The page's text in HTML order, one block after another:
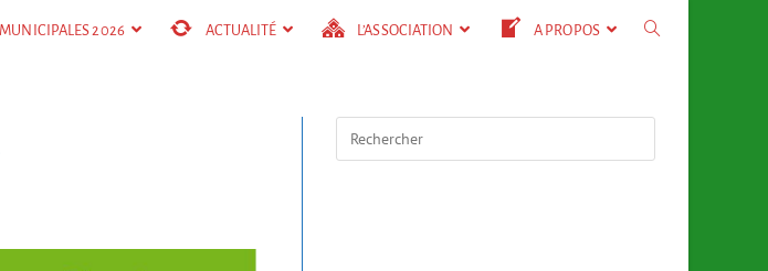
MUNICIPALES 2026 ACTUALITÉ L’ASSOCIATION A PROPOS